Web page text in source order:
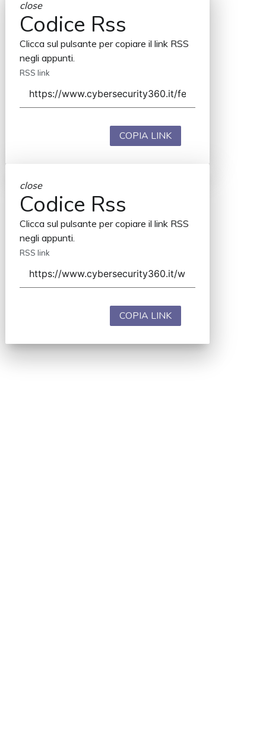
close
Codice Rss
Clicca sul pulsante per copiare il link RSS
negli appunti.
RSS link
COPIA LINK
close
Codice Rss
Clicca sul pulsante per copiare il link RSS
negli appunti.
RSS link
COPIA LINK